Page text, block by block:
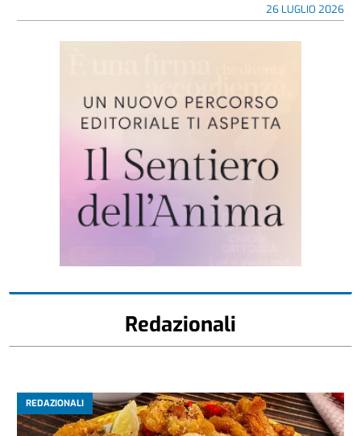
26 LUGLIO 2026
Redazionali
REDAZIONALI